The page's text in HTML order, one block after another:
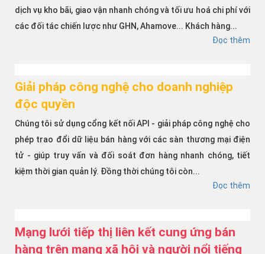
dịch vụ kho bãi, giao vận nhanh chóng và tối ưu hoá chi phí với
các đối tác chiến lược như GHN, Ahamove... Khách hàng...
Đọc thêm
Giải pháp công nghệ cho doanh nghiệp
độc quyền
Chúng tôi sử dụng cổng kết nối API - giải pháp công nghệ cho
phép trao đổi dữ liệu bán hàng với các sàn thương mại điện
tử - giúp truy vấn và đối soát đơn hàng nhanh chóng, tiết
kiệm thời gian quản lý. Đồng thời chúng tôi còn...
Đọc thêm
Mạng lưới tiếp thị liên kết cung ứng bán
hàng trên mạng xã hội và người nổi tiếng